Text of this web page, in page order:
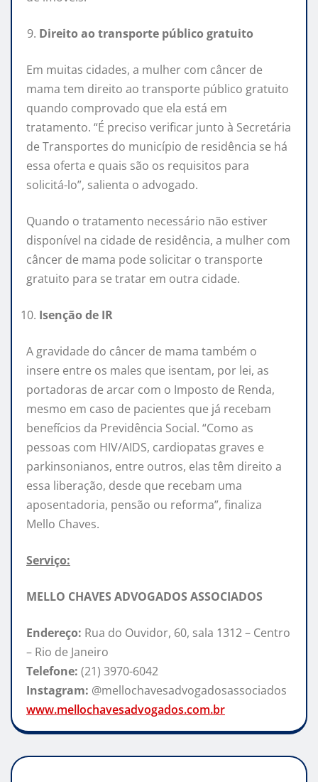
Direito ao transporte público gratuito
Em muitas cidades, a mulher com câncer de
mama tem direito ao transporte público gratuito
quando comprovado que ela está em
tratamento. “É preciso verificar junto à Secretária
de Transportes do município de residência se há
essa oferta e quais são os requisitos para
solicitá-lo”, salienta o advogado.
Quando o tratamento necessário não estiver
disponível na cidade de residência, a mulher com
câncer de mama pode solicitar o transporte
gratuito para se tratar em outra cidade.
Isenção de IR
A gravidade do câncer de mama também o
insere entre os males que isentam, por lei, as
portadoras de arcar com o Imposto de Renda,
mesmo em caso de pacientes que já recebam
benefícios da Previdência Social. “Como as
pessoas com HIV/AIDS, cardiopatas graves e
parkinsonianos, entre outros, elas têm direito a
essa liberação, desde que recebam uma
aposentadoria, pensão ou reforma”, finaliza
Mello Chaves.
Serviço:
MELLO CHAVES ADVOGADOS ASSOCIADOS
Endereço: Rua do Ouvidor, 60, sala 1312 – Centro
– Rio de Janeiro
Telefone: (21) 3970-6042
Instagram: @mellochavesadvogadosassociados
www.mellochavesadvogados.com.br